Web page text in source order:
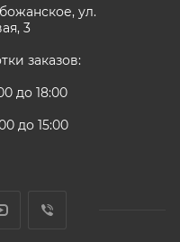
ул.
3
заказов:
до 18:00
до 15:00